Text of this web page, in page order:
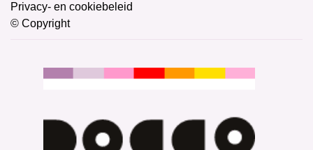
Privacy- en cookiebeleid
© Copyright